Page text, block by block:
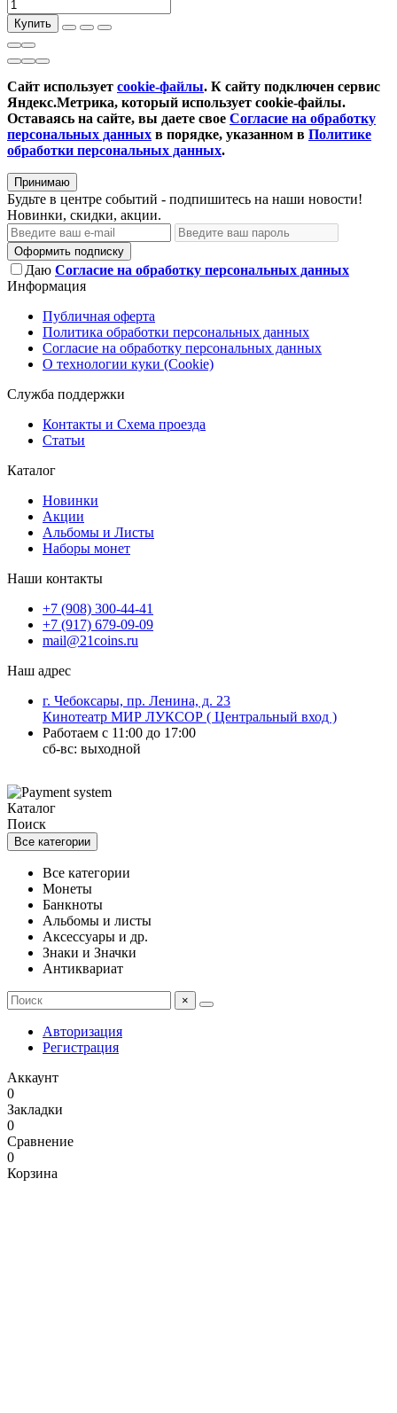
Купить
Сайт использует cookie-файлы. К cайту подключен сервис
Яндекс.Метрика, который использует cookie-файлы.
Оставаясь на сайте, вы даете свое Согласие на обработку
персональных данных в порядке, указанном в Политике
обработки персональных данных.
Принимаю
Будьте в центре событий - подпишитесь на наши новости!
Новинки, скидки, акции.
Оформить подписку
Даю Согласие на обработку персональных данных
Информация
Публичная оферта
Политика обработки персональных данных
Согласие на обработку персональных данных
О технологии куки (Cookie)
Служба поддержки
Контакты и Схема проезда
Статьи
Каталог
Новинки
Акции
Альбомы и Листы
Наборы монет
Наши контакты
+7 (908) 300-44-41
+7 (917) 679-09-09
mail@21coins.ru
Наш адрес
г. Чебоксары, пр. Ленина, д. 23
Кинотеатр МИР ЛУКСОР ( Центральный вход )
Работаем с 11:00 до 17:00
сб-вс: выходной
Каталог
Поиск
Все категории
Все категории
Монеты
Банкноты
Альбомы и листы
Аксессуары и др.
Знаки и Значки
Антиквариат
×
Авторизация
Регистрация
Аккаунт
0
Закладки
0
Сравнение
0
Корзина